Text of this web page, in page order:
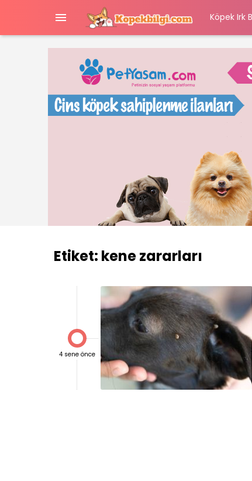
 Köpek Irk
Etiket: kene zararları

4 sene önce